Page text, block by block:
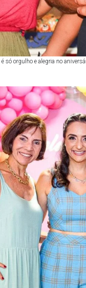
só orgulho e alegria no